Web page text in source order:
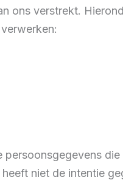
ons verstrekt.
persoonsgegevens
niet de intentie